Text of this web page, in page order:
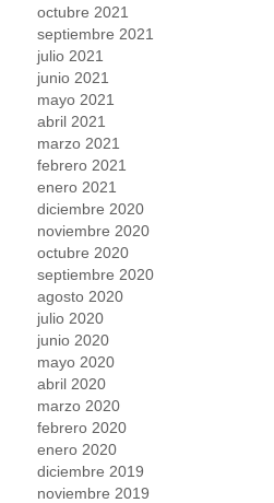
octubre 2021
septiembre 2021
julio 2021
junio 2021
mayo 2021
abril 2021
marzo 2021
febrero 2021
enero 2021
diciembre 2020
noviembre 2020
octubre 2020
septiembre 2020
agosto 2020
julio 2020
junio 2020
mayo 2020
abril 2020
marzo 2020
febrero 2020
enero 2020
diciembre 2019
noviembre 2019